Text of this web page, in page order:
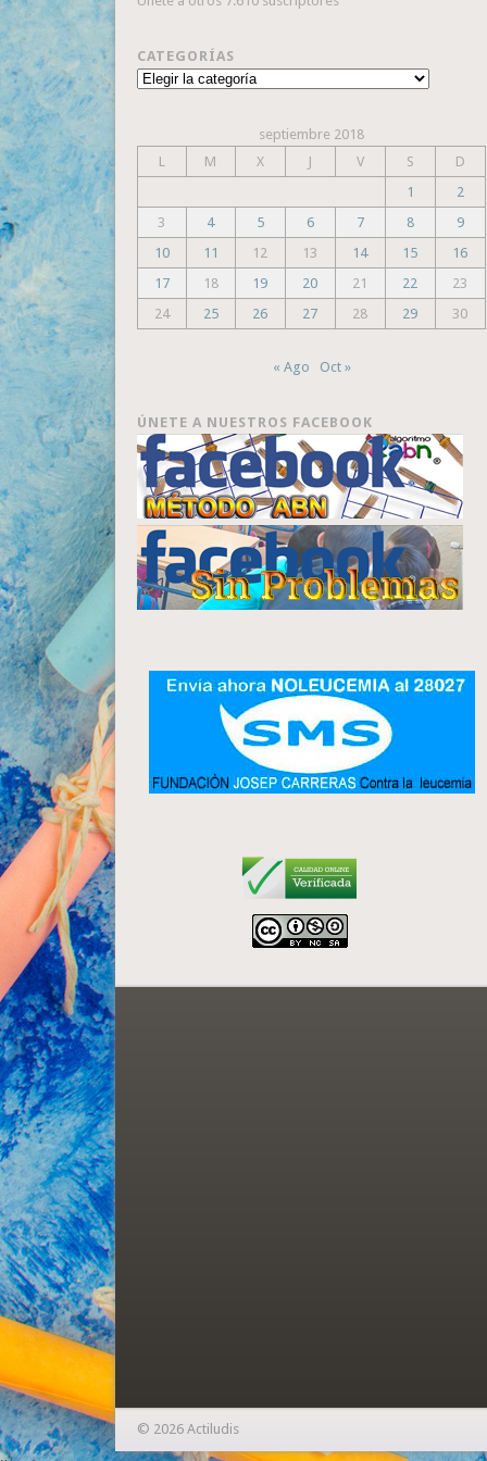
CATEGORÍAS
Categorías
septiembre 2018
L
M X J V S
D
1
2
3
4 5 6 7 8
9
10
11 12 13 14 15
16
17
18 19 20 21 22
23
24
25 26 27 28 29 30
« Ago Oct »
ÚNETE A NUESTROS FACEBOOK
© 2026 Actiludis